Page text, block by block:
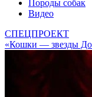
Породы собак
Видео
СПЕЦПРОЕКТ
«Кошки — звезды